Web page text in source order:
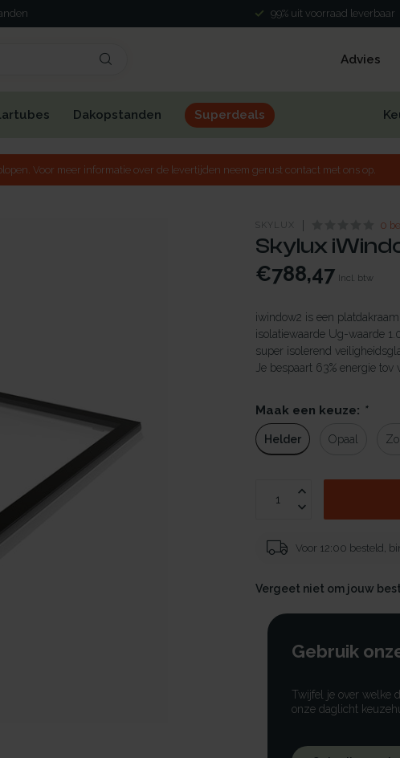
99% uit voorraad leverbaar
Advies
Dakopstanden Superdeals
Voor meer informatie over de levertijden neem gerust contact met ons op.
SKYLUX 0
Skylux
€788,47 Incl. btw
iwindow2 is een
isolatiewaarde Ug-waarde
super isolerend
Je bespaart 63% energie tov
Maak een keuze: *
Helder Opaal
Voor 12:00 besteld,
Vergeet niet om jouw
Gebruik
Twijfel je over welke
onze daglicht